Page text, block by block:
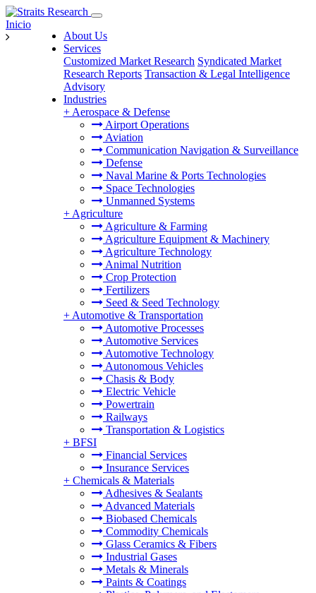
About Us
Services
Customized Market Research Syndicated Market
Research Reports Transaction & Legal Intelligence
Advisory
Industries
+ Aerospace & Defense
Airport Operations
Aviation
Communication Navigation & Surveillance
Defense
Naval Marine & Ports Technologies
Space Technologies
Unmanned Systems
+ Agriculture
Agriculture & Farming
Agriculture Equipment & Machinery
Agriculture Technology
Animal Nutrition
Crop Protection
Fertilizers
Seed & Seed Technology
+ Automotive & Transportation
Automotive Processes
Automotive Services
Automotive Technology
Autonomous Vehicles
Chasis & Body
Electric Vehicle
Powertrain
Railways
Transportation & Logistics
+ BFSI
Financial Services
Insurance Services
+ Chemicals & Materials
Adhesives & Sealants
Advanced Materials
Biobased Chemicals
Commodity Chemicals
Glass Ceramics & Fibers
Industrial Gases
Metals & Minerals
Paints & Coatings
Inicio